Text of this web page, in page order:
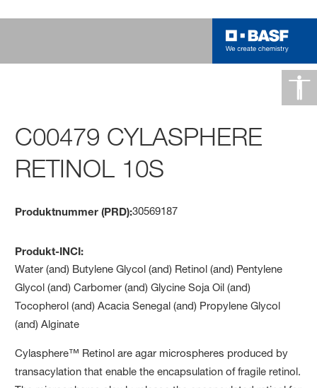
C00479 CYLASPHERE
RETINOL 10S
Produktnummer (PRD):30569187
Produkt-INCI:
Water (and) Butylene Glycol (and) Retinol (and) Pentylene
Glycol (and) Carbomer (and) Glycine Soja Oil (and)
Tocopherol (and) Acacia Senegal (and) Propylene Glycol
(and) Alginate
Cylasphere™ Retinol are agar microspheres produced by
transacylation that enable the encapsulation of fragile retinol.